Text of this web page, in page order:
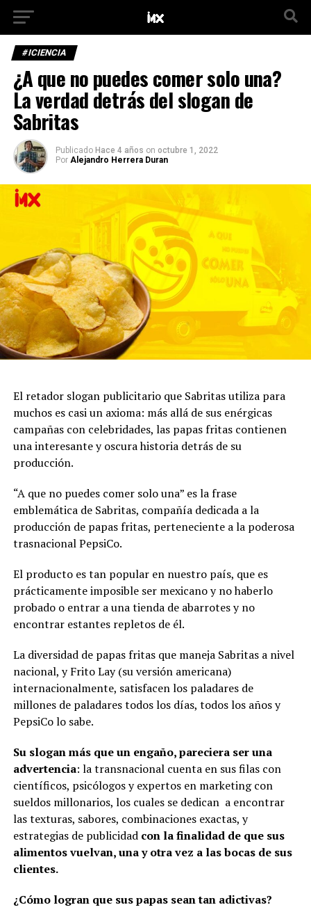
#ICIENCIA
¿A que no puedes comer solo una?
La verdad detrás del slogan de
Sabritas
Publicado Hace 4 años on octubre 1, 2022
Por Alejandro Herrera Duran
El retador slogan publicitario que Sabritas utiliza para
muchos es casi un axioma: más allá de sus enérgicas
campañas con celebridades, las papas fritas contienen
una interesante y oscura historia detrás de su
producción.
“A que no puedes comer solo una” es la frase
emblemática de Sabritas, compañía dedicada a la
producción de papas fritas, perteneciente a la poderosa
trasnacional PepsiCo.
El producto es tan popular en nuestro país, que es
prácticamente imposible ser mexicano y no haberlo
probado o entrar a una tienda de abarrotes y no
encontrar estantes repletos de él.
La diversidad de papas fritas que maneja Sabritas a nivel
nacional, y Frito Lay (su versión americana)
internacionalmente, satisfacen los paladares de
millones de paladares todos los días, todos los años y
PepsiCo lo sabe.
Su slogan más que un engaño, pareciera ser una
advertencia: la transnacional cuenta en sus filas con
científicos, psicólogos y expertos en marketing con
sueldos millonarios, los cuales se dedican a encontrar
las texturas, sabores, combinaciones exactas, y
estrategias de publicidad con la finalidad de que sus
alimentos vuelvan, una y otra vez a las bocas de sus
clientes.
¿Cómo logran que sus papas sean tan adictivas?